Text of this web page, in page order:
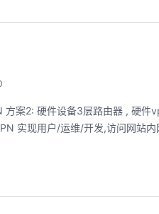
方案2: 硬件设备3层路由器 , 硬
实现用户/运维/开发,访问网站
为云AI开发者运营负责人
到做AI应用 · 到企业级开发。不教编
中